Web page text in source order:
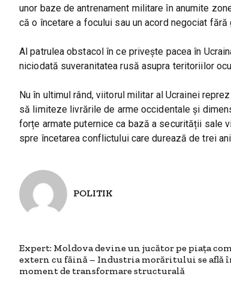
unor baze de antrenament militare în anumite
că o încetare a focului sau un acord negociat
Al patrulea obstacol în ce privește pacea în
niciodată suveranitatea rusă asupra teritoriilor
Nu în ultimul rând, viitorul militar al Ucrainei
să limiteze livrările de arme occidentale și
forțe armate puternice ca bază a securității sale
spre încetarea conflictului care durează de trei
POLITIK
Expert: Moldova devine un jucător pe piața
extern cu făină – Industria morăritului se află
moment de transformare structurală